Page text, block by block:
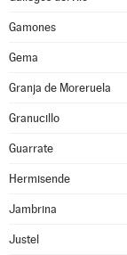
Gamones
Gema
Granja de Moreruela
Granucillo
Guarrate
Hermisende
Jambrina
Justel